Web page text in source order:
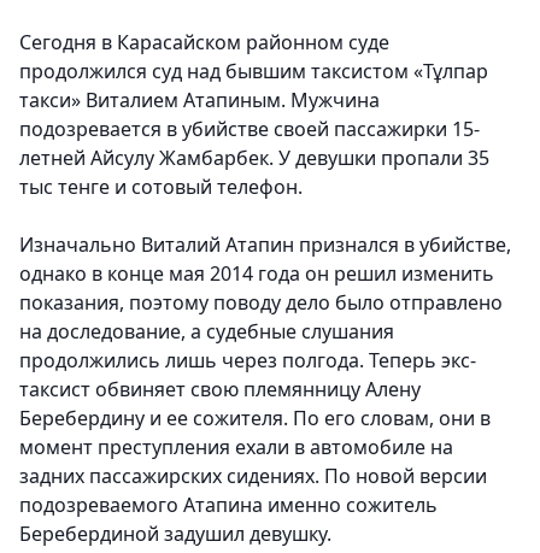
Сегодня в Карасайском районном суде
продолжился суд над бывшим таксистом «Тұлпар
такси» Виталием Атапиным. Мужчина
подозревается в убийстве своей пассажирки 15-
летней Айсулу Жамбарбек. У девушки пропали 35
тыс тенге и сотовый телефон.
Изначально Виталий Атапин признался в убийстве,
однако в конце мая 2014 года он решил изменить
показания, поэтому поводу дело было отправлено
на доследование, а судебные слушания
продолжились лишь через полгода. Теперь экс-
таксист обвиняет свою племянницу Алену
Беребердину и ее сожителя. По его словам, они в
момент преступления ехали в автомобиле на
задних пассажирских сидениях. По новой версии
подозреваемого Атапина именно сожитель
Беребердиной задушил девушку.